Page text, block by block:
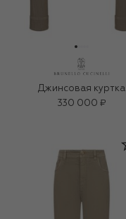
Джинсовая куртка
330 000 ₽